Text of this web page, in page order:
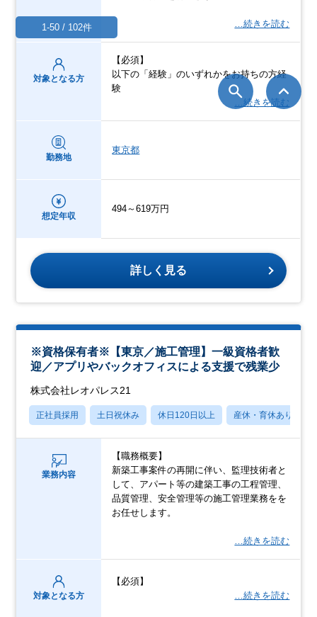
…続きを読む
対象となる方
【必須】
以下の「経験」のいずれかをお持ちの⽅経
験
…続きを読む
勤務地
東京都
想定年収
494～619万円
詳しく見る
※資格保有者※【東京／施工管理】一級資格者歓
迎／アプリやバックオフィスによる支援で残業少
株式会社レオパレス21
正社員採用 土日祝休み 休日120日以上 産休・育休あり
業務内容
【職務概要】
新築工事案件の再開に伴い、監理技術者と
して、アパート等の建築工事の工程管理、
品質管理、安全管理等の施工管理業務をを
お任せします。
…続きを読む
対象となる方
【必須】
…続きを読む
1-50 / 102件